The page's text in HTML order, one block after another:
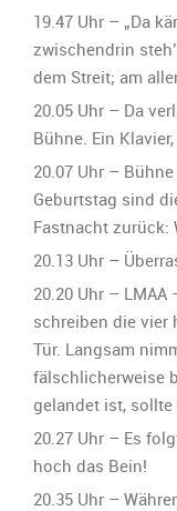
19.47 Uhr – „Da
zwischendrin
dem Streit; am
20.05 Uhr – Da
Bühne. Ein
20.07 Uhr –
Geburtstag sind
Fastnacht zurück:
20.13 Uhr –
20.20 Uhr –
schreiben die vier
Tür. Langsam
fälschlicherweise
gelandet ist,
20.27 Uhr – Es
hoch das Bein!
20.35 Uhr –